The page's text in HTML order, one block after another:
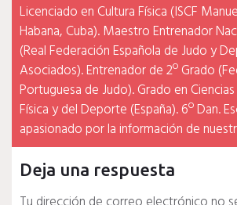
Licenciado en Cultura Física (ISCF
Habana, Cuba). Maestro Entrenador
(Real Federación Española de Judo y
Asociados). Entrenador de 2º Grado
Portuguesa de Judo). Grado en
Física y del Deporte (España). 6º Dan.
apasionado por la información de
Deja una respuesta